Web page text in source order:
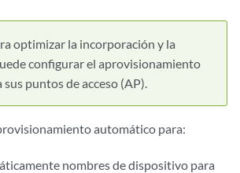
optimizar la incorporación y la
configurar el aprovisionamiento
puntos de acceso (AP).
automático para:
nombres de dispositivo para